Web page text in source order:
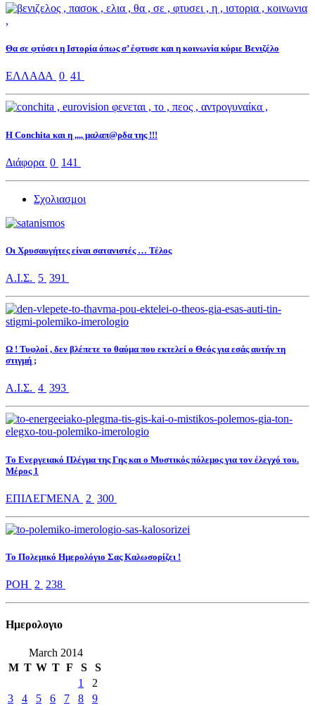
Θα σε φτύσει η Ιστορία όπως σ’ έφτυσε και η κοινωνία κύριε Βενιζέλο
ΕΛΛΑΔΑ 0 41
Η Conchita και η ,,,, μαλαπ@ρδα της !!!
Διάφορα 0 141
Σχολιασμοι
Οι Χρυσαυγήτες είναι σατανιστές … Τέλος
Α.Ι.Σ. 5 391
Ω ! Τυφλοί , δεν βλέπετε το θαύμα που εκτελεί ο Θεός για εσάς αυτήν τη
στιγμή ;
Α.Ι.Σ. 4 393
Το Ενεργειακό Πλέγμα της Γης και ο Μυστικός πόλεμος για τον έλεγχό του.
Μέρος 1
ΕΠΙΛΕΓΜΕΝΑ 2 300
Το Πολεμικό Ημερολόγιο Σας Καλωσορίζει !
ΡΟΗ 2 238
Ημερολoγιο
March 2014
M T W T F S
S
1
2
3
4 5 6 7 8
9